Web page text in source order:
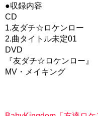
●収録内容
CD
1.友ダチ☆ロケンロー
2.曲タイトル未定01
DVD
『友ダチ☆ロケンロー』
MV・メイキング